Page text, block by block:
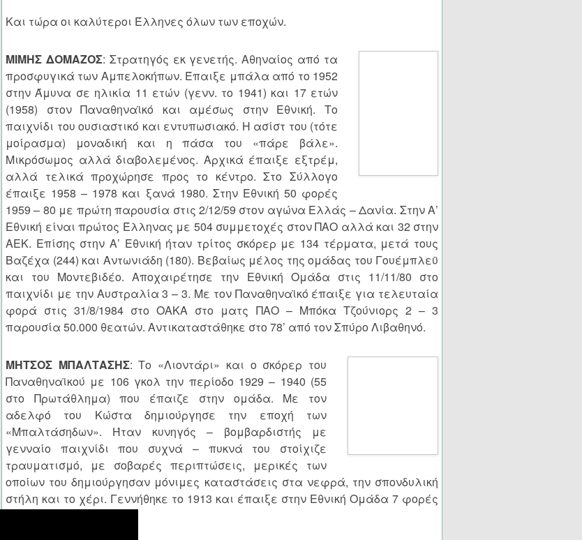
Και τώρα οι καλύτεροι Έλληνες όλων των εποχών.
ΜΙΜΗΣ ΔΟΜΑΖΟΣ: Στρατηγός εκ γενετής. Αθηναίος από τα
προσφυγικά των Αμπελοκήπων. Έπαιξε μπάλα από το 1952
στην Άμυνα σε ηλικία 11 ετών (γενν. το 1941) και 17 ετών
(1958) στον Παναθηναϊκό και αμέσως στην Εθνική. Το
παιχνίδι του ουσιαστικό και εντυπωσιακό. Η ασίστ του (τότε
μοίρασμα) μοναδική και η πάσα του «πάρε βάλε».
Μικρόσωμος αλλά διαβολεμένος. Αρχικά έπαιξε εξτρέμ,
αλλά τελικά προχώρησε προς το κέντρο. Στο Σύλλογο
έπαιξε 1958 – 1978 και ξανά 1980. Στην Εθνική 50 φορές
1959 – 80 με πρώτη παρουσία στις 2/12/59 στον αγώνα Ελλάς – Δανία. Στην Α’
Εθνική είναι πρώτος Έλληνας με 504 συμμετοχές στον ΠΑΟ αλλά και 32 στην
ΑΕΚ. Επίσης στην Α’ Εθνική ήταν τρίτος σκόρερ με 134 τέρματα, μετά τους
Βαζέχα (244) και Αντωνιάδη (180). Βεβαίως μέλος της ομάδας του Γουέμπλεϋ
και του Μοντεβιδέο. Αποχαιρέτησε την Εθνική Ομάδα στις 11/11/80 στο
παιχνίδι με την Αυστραλία 3 – 3. Με τον Παναθηναϊκό έπαιξε για τελευταία
φορά στις 31/8/1984 στο ΟΑΚΑ στο ματς ΠΑΟ – Μπόκα Τζούνιορς 2 – 3
παρουσία 50.000 θεατών. Αντικαταστάθηκε στο 78’ από τον Σπύρο Λιβαθηνό.
ΜΗΤΣΟΣ ΜΠΑΛΤΑΣΗΣ: Το «Λιοντάρι» και ο σκόρερ του
Παναθηναϊκού με 106 γκολ την περίοδο 1929 – 1940 (55
στο Πρωτάθλημα) που έπαιζε στην ομάδα. Με τον
αδελφό του Κώστα δημιούργησε την εποχή των
«Μπαλτάσηδων». Ήταν κυνηγός – βομβαρδιστής με
γενναίο παιχνίδι που συχνά – πυκνά του στοίχιζε
τραυματισμό, με σοβαρές περιπτώσεις, μερικές των
οποίων του δημιούργησαν μόνιμες καταστάσεις στα νεφρά, την σπονδυλική
στήλη και το χέρι. Γεννήθηκε το 1913 και έπαιξε στην Εθνική Ομάδα 7 φορές